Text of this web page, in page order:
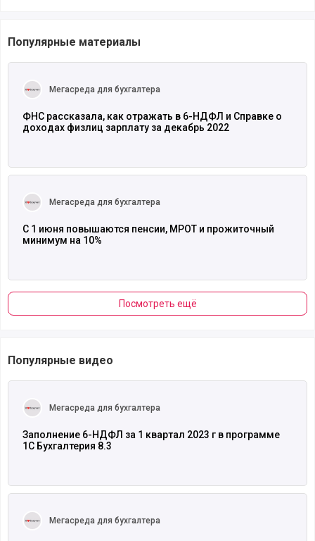
Популярные материалы
Мегасреда для бухгалтера
ФНС рассказала, как отражать в 6-НДФЛ и Справке о
доходах физлиц зарплату за декабрь 2022
Мегасреда для бухгалтера
С 1 июня повышаются пенсии, МРОТ и прожиточный
минимум на 10%
Посмотреть ещё
Популярные видео
Мегасреда для бухгалтера
Заполнение 6-НДФЛ за 1 квартал 2023 г в программе
1С Бухгалтерия 8.3
Мегасреда для бухгалтера